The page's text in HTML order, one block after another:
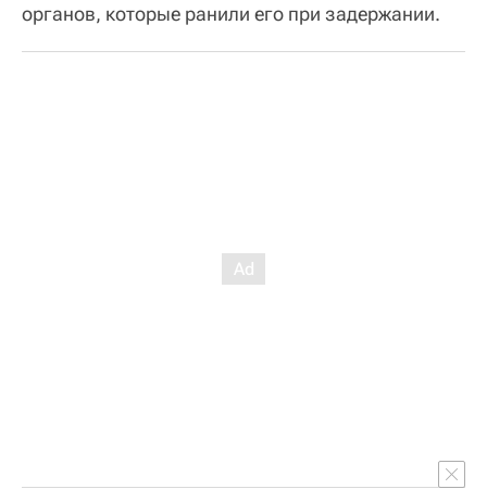
органов, которые ранили его при задержании.